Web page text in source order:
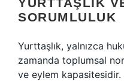
SORUMLULUK
Yurttaşlık, yalnızca
zamanda toplumsal
ve eylem